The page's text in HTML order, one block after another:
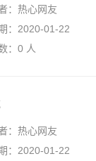
：热心网友
：2020-01-22
：0 人
：热心网友
：2020-01-22